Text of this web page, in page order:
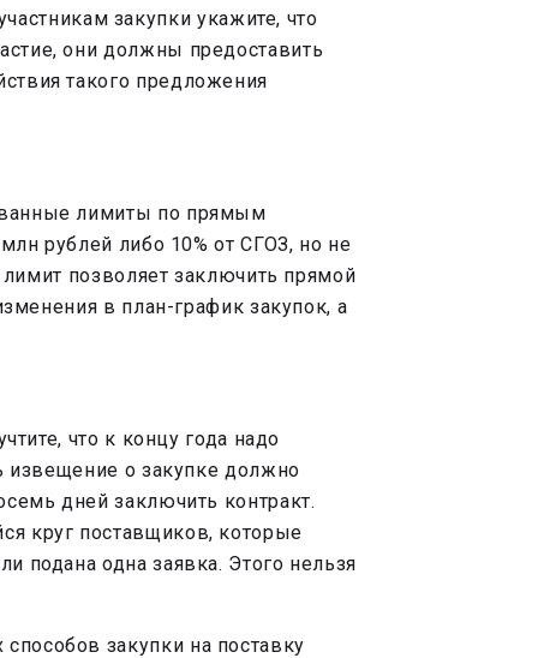
закупки укажите, что
они должны предоставить
такого предложения
лимиты по прямым
рублей либо 10% от СГОЗ, но не
позволяет заключить прямой
в план-график закупок, а
что к концу года надо
извещение о закупке должно
дней заключить контракт.
круг поставщиков, которые
подана одна заявка. Этого нельзя
закупки на поставку